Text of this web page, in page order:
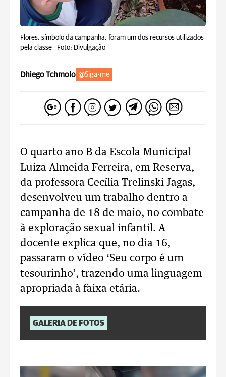
Flores, símbolo da campanha, foram um dos recursos utilizados
pela classe - Foto: Divulgação
Dhiego Tchmolo @Siga-me
O quarto ano B da Escola Municipal
Luiza Almeida Ferreira, em Reserva,
da professora Cecília Trelinski Jagas,
desenvolveu um trabalho dentro a
campanha de 18 de maio, no combate
à exploração sexual infantil. A
docente explica que, no dia 16,
passaram o vídeo ‘Seu corpo é um
tesourinho’, trazendo uma linguagem
apropriada à faixa etária.
GALERIA DE FOTOS